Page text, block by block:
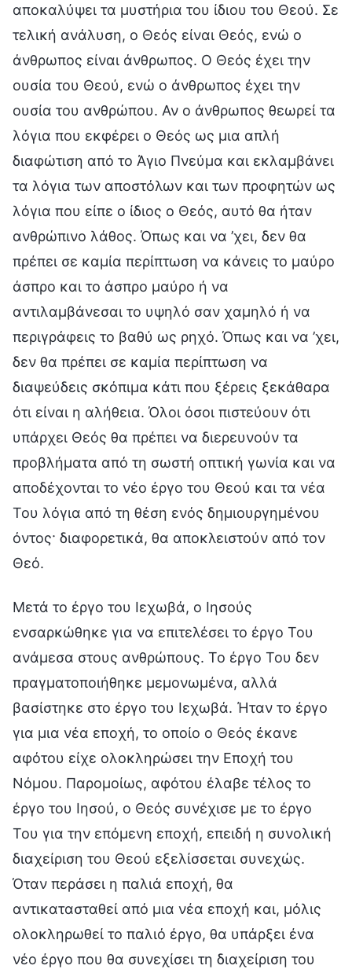
αποκαλύψει τα μυστήρια του ίδιου του Θεού. Σε
τελική ανάλυση, ο Θεός είναι Θεός, ενώ ο
άνθρωπος είναι άνθρωπος. Ο Θεός έχει την
ουσία του Θεού, ενώ ο άνθρωπος έχει την
ουσία του ανθρώπου. Αν ο άνθρωπος θεωρεί τα
λόγια που εκφέρει ο Θεός ως μια απλή
διαφώτιση από το Άγιο Πνεύμα και εκλαμβάνει
τα λόγια των αποστόλων και των προφητών ως
λόγια που είπε ο ίδιος ο Θεός, αυτό θα ήταν
ανθρώπινο λάθος. Όπως και να ’χει, δεν θα
πρέπει σε καμία περίπτωση να κάνεις το μαύρο
άσπρο και το άσπρο μαύρο ή να
αντιλαμβάνεσαι το υψηλό σαν χαμηλό ή να
περιγράφεις το βαθύ ως ρηχό. Όπως και να ’χει,
δεν θα πρέπει σε καμία περίπτωση να
διαψεύδεις σκόπιμα κάτι που ξέρεις ξεκάθαρα
ότι είναι η αλήθεια. Όλοι όσοι πιστεύουν ότι
υπάρχει Θεός θα πρέπει να διερευνούν τα
προβλήματα από τη σωστή οπτική γωνία και να
αποδέχονται το νέο έργο του Θεού και τα νέα
Του λόγια από τη θέση ενός δημιουργημένου
όντος· διαφορετικά, θα αποκλειστούν από τον
Θεό.
Μετά το έργο του Ιεχωβά, ο Ιησούς
ενσαρκώθηκε για να επιτελέσει το έργο Του
ανάμεσα στους ανθρώπους. Το έργο Του δεν
πραγματοποιήθηκε μεμονωμένα, αλλά
βασίστηκε στο έργο του Ιεχωβά. Ήταν το έργο
για μια νέα εποχή, το οποίο ο Θεός έκανε
αφότου είχε ολοκληρώσει την Εποχή του
Νόμου. Παρομοίως, αφότου έλαβε τέλος το
έργο του Ιησού, ο Θεός συνέχισε με το έργο
Του για την επόμενη εποχή, επειδή η συνολική
διαχείριση του Θεού εξελίσσεται συνεχώς.
Όταν περάσει η παλιά εποχή, θα
αντικατασταθεί από μια νέα εποχή και, μόλις
ολοκληρωθεί το παλιό έργο, θα υπάρξει ένα
νέο έργο που θα συνεχίσει τη διαχείριση του